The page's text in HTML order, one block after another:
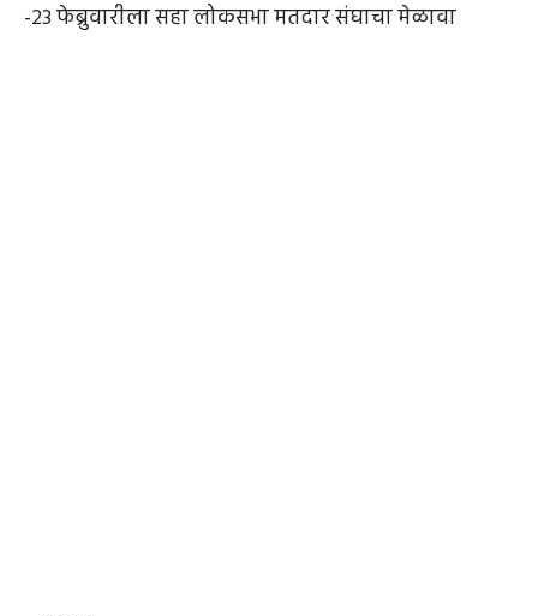
-२३ फेब्रुवारीला सहा लोकसभा मतदार संघाचा मेळावा